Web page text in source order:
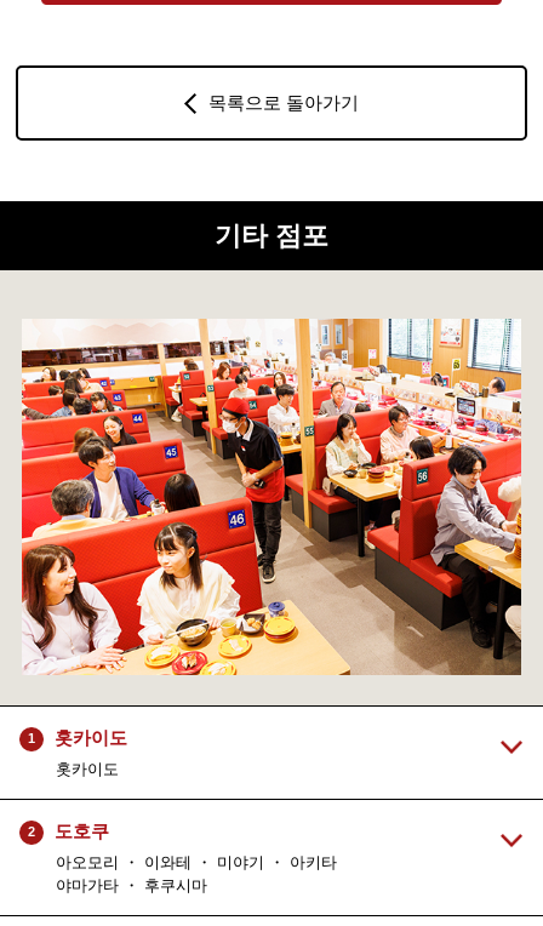
목록으로 돌아가기
기타 점포
1 홋카이도
홋카이도
2 도호쿠
아오모리 ・ 이와테 ・ 미야기 ・ 아키타
야마가타 ・ 후쿠시마